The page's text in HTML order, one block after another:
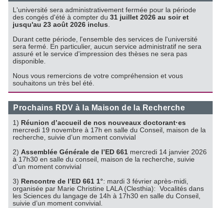
L'université sera administrativement fermée pour la période
des congés d'été à compter du31 juillet 2026 au soir et
jusqu'au 23 août 2026 inclus.
Durant cette période, l'ensemble des services de l'université
sera fermé. En particulier, aucun service administratif ne sera
assuré et le service d'impression des thèses ne sera pas
disponible.
Nous vous remercions de votre compréhension et vous
souhaitons un très bel été.
Prochains RDV à la Maison de la Recherche
1) Réunion d’accueil de nos nouveaux doctorant·es
mercredi 19 novembre à 17h en salle du Conseil, maison de la
recherche, suivie d’un moment convivial
2)Assemblée Générale de l’ED 661 mercredi 14 janvier 2026
à 17h30 en salle du conseil, maison de la recherche, suivie
d'un moment convivial
3) Rencontre de l’ED 661 1°: mardi 3 février après-midi,
organisée par Marie Christine LALA (Clesthia): Vocalités dans
les Sciences du langage de 14h à 17h30 en salle du Conseil,
suivie d’un moment convivial.